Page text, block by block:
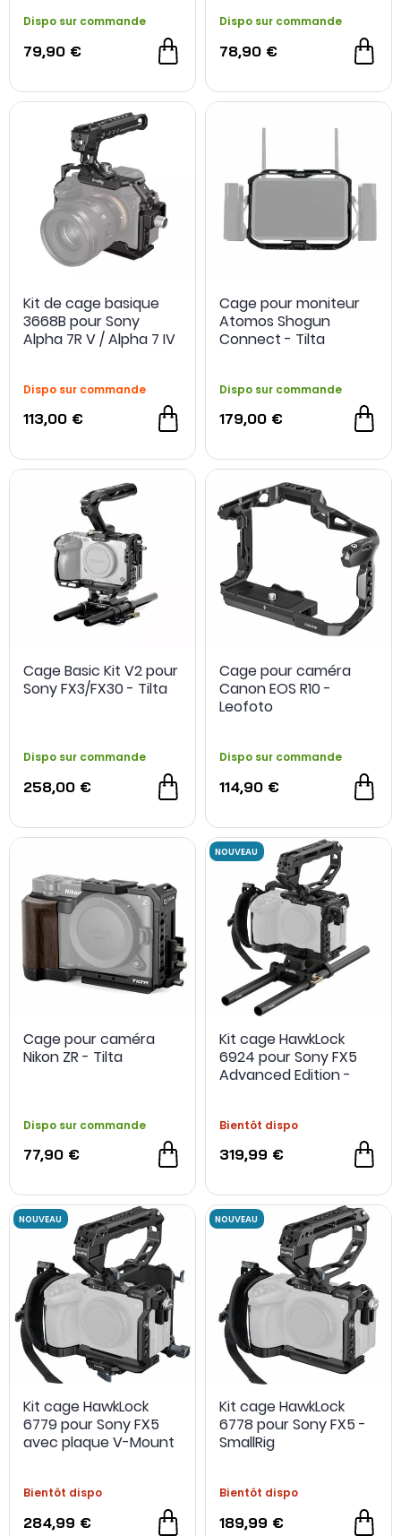
NOUVEAU
Dispo sur commande
79,90 €
Dispo sur commande
78,90 €
Kit de cage basique
3668B pour Sony
Alpha 7R V / Alpha 7 IV
Dispo sur commande
113,00 €
Cage pour moniteur
Atomos Shogun
Connect - Tilta
Dispo sur commande
179,00 €
Cage Basic Kit V2 pour
Sony FX3/FX30 - Tilta
Dispo sur commande
258,00 €
Cage pour caméra
Canon EOS R10 -
Leofoto
Dispo sur commande
114,90 €
Cage pour caméra
Nikon ZR - Tilta
Dispo sur commande
77,90 €
Kit cage HawkLock
6924 pour Sony FX5
Advanced Edition -
Bientôt dispo
319,99 €
Kit cage HawkLock
6779 pour Sony FX5
avec plaque V-Mount
Bientôt dispo
284,99 €
Kit cage HawkLock
6778 pour Sony FX5 -
SmallRig
Bientôt dispo
189,99 €